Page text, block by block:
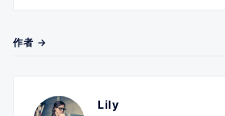
作者 →
Lily